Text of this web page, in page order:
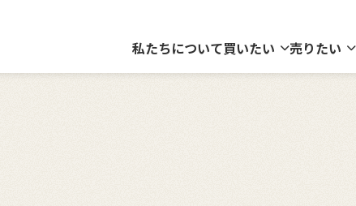
私たちについて買いたい 売りたい